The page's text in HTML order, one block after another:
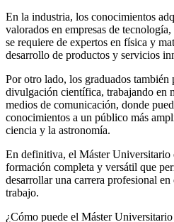
En la industria, los conocimientos
valorados en empresas de
se requiere de expertos en física y
desarrollo de productos y servicios
Por otro lado, los graduados también
divulgación científica, trabajando en
medios de comunicación, donde
conocimientos a un público más
ciencia y la astronomía.
En definitiva, el Máster Universitario
formación completa y versátil que
desarrollar una carrera profesional en
trabajo.
¿Cómo puede el Máster